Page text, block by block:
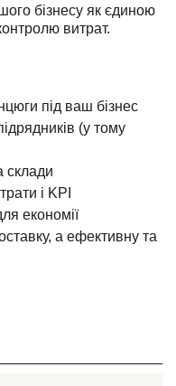
бізнесу як єдиною
витрат.
під ваш бізнес
(у тому
склади
і KPI
економії
а ефективну та